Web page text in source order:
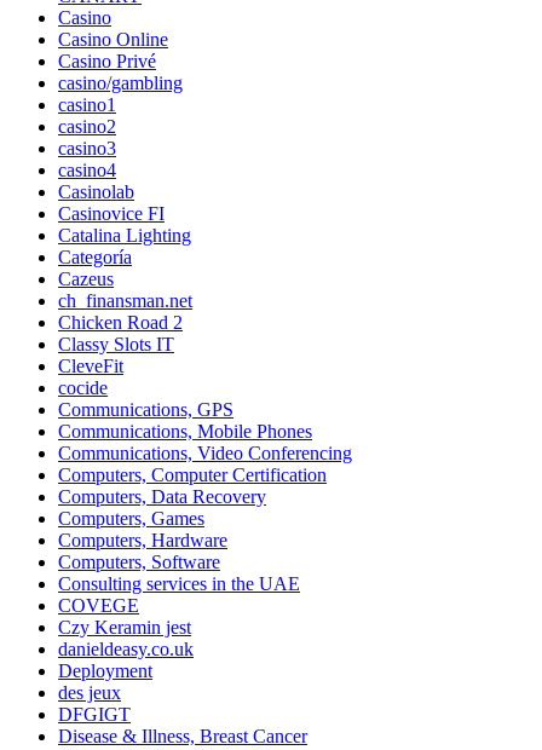
Casino
Casino Online
Casino Privé
casino/gambling
casino1
casino2
casino3
casino4
Casinolab
Casinovice FI
Catalina Lighting
Categoría
Cazeus
ch_finansman.net
Chicken Road 2
Classy Slots IT
CleveFit
cocide
Communications, GPS
Communications, Mobile Phones
Communications, Video Conferencing
Computers, Computer Certification
Computers, Data Recovery
Computers, Games
Computers, Hardware
Computers, Software
Consulting services in the UAE
COVEGE
Czy Keramin jest
danieldeasy.co.uk
Deployment
des jeux
DFGIGT
Disease & Illness, Breast Cancer